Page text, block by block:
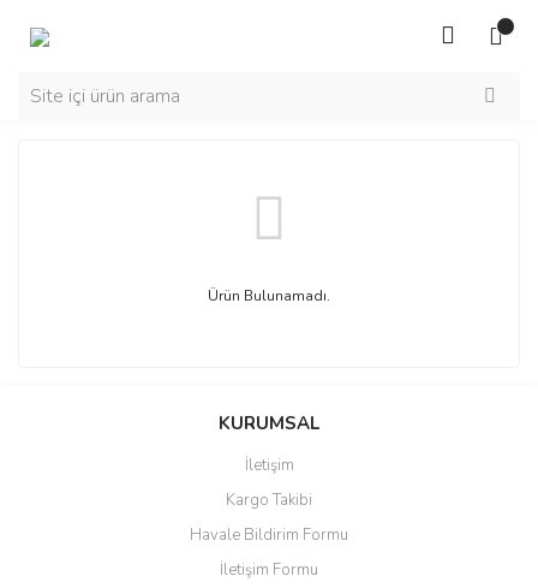
Ürün Bulunamadı.
KURUMSAL
İletişim
Kargo Takibi
Havale Bildirim Formu
İletişim Formu